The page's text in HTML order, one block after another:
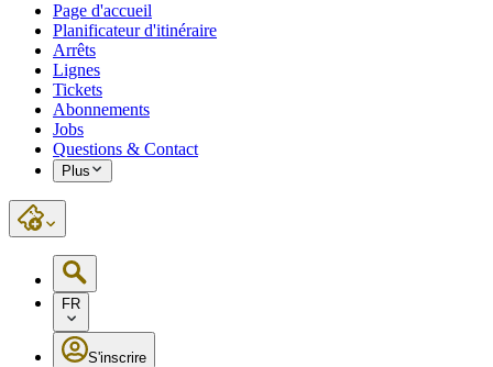
Page d'accueil
Planificateur d'itinéraire
Arrêts
Lignes
Tickets
Abonnements
Jobs
Questions & Contact
Plus
FR
S'inscrire